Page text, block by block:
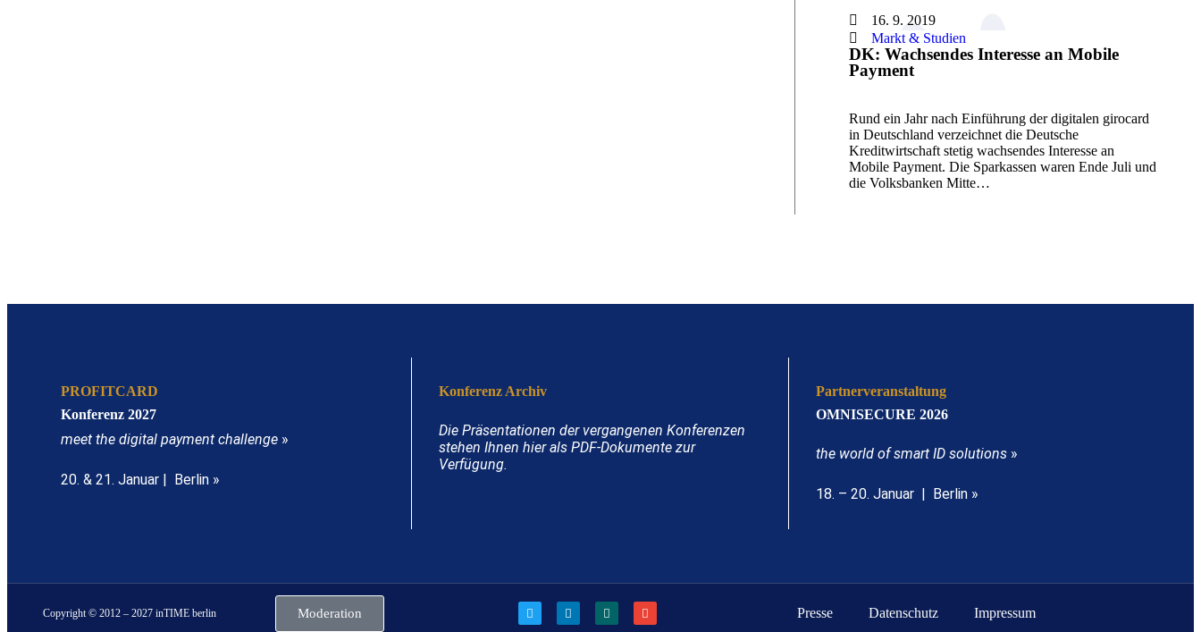
16. 9. 2019
Markt & Studien
DK: Wachsendes Interesse an Mobile
Payment
Rund ein Jahr nach Einführung der digitalen girocard
in Deutschland verzeichnet die Deutsche
Kreditwirtschaft stetig wachsendes Interesse an
Mobile Payment. Die Sparkassen waren Ende Juli und
die Volksbanken Mitte…
PROFITCARD
Konferenz 2027
meet the digital payment challenge »
20. & 21. Januar | Berlin »
Konferenz Archiv
Die Präsentationen der vergangenen Konferenzen
stehen Ihnen hier als PDF-Dokumente zur
Verfügung.
Partnerveranstaltung
OMNISECURE 2026
the world of smart ID solutions »
18. – 20. Januar | Berlin »
Copyright © 2012 – 2027 inTIME berlin Moderation Presse Datenschutz Impressum